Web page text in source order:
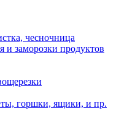
чесночница
и заморозки продуктов
горшки, ящики, и пр.